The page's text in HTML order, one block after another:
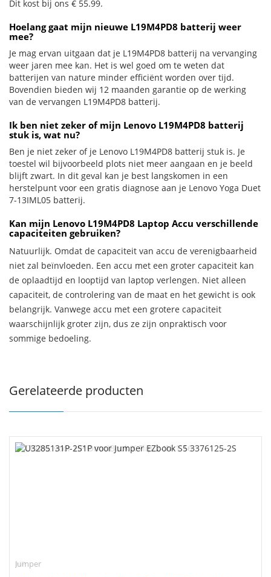
Dit kost bij ons € 55.99.
Hoelang gaat mijn nieuwe L19M4PD8 batterij weer
mee?
Je mag ervan uitgaan dat je L19M4PD8 batterij na vervanging
weer jaren mee kan. Het is wel goed om te weten dat
batterijen van nature minder efficiënt worden over tijd.
Bovendien bieden wij 12 maanden garantie op de werking
van de vervangen L19M4PD8 batterij.
Ik ben niet zeker of mijn Lenovo L19M4PD8 batterij
stuk is, wat nu?
Ben je niet zeker of je Lenovo L19M4PD8 batterij stuk is. Je
toestel wil bijvoorbeeld plots niet meer aangaan en je beeld
blijft zwart. In dit geval kan je best langskomen in een
herstelpunt voor een gratis diagnose aan je Lenovo Yoga Duet
7-13IML05 batterij.
Kan mijn Lenovo L19M4PD8 Laptop Accu verschillende
capaciteiten gebruiken?
Natuurlijk. Omdat de capaciteit van accu de verenigbaarheid
niet zal beïnvloeden. Een accu met een groter capaciteit kan
de oplaadtijd en looptijd van laptop verlengen. Niet alleen
capaciteit, de controlering van de maat en het gewicht is ook
belangrijk. Vanwege accu met een grotere capaciteit
waarschijnlijk groter zijn, dus ze zijn onpraktisch voor
sommige bedoeling.
Gerelateerde producten
Jumper